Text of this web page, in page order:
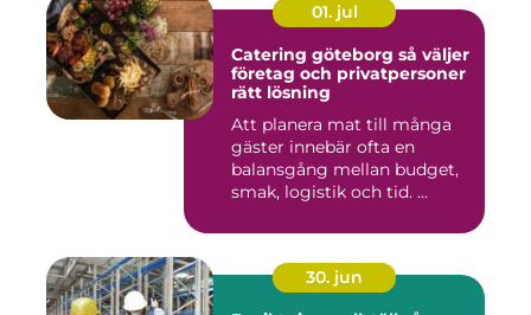
01. jul
Catering göteborg så väljer
företag och privatpersoner
rätt lösning
Att planera mat till många
gäster innebär ofta en
balansgång mellan budget,
smak, logistik och tid. ...
30. jun